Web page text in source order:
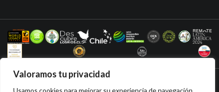
Valoramos tu privacidad
Usamos cookies para mejorar su experiencia de navegación,